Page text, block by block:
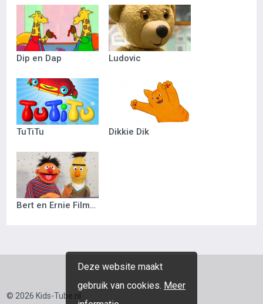
Dip en Dap Ludovic
TuTiTu Dikkie Dik
Bert en Ernie Filmpjes
Deze website maakt
gebruik van cookies. Meer
© 2026 Kids-Tube.nl